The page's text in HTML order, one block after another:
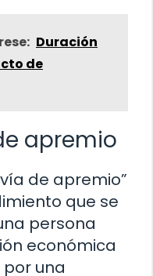
Duración
de
apremio
de apremio”
que se
persona
económica
una